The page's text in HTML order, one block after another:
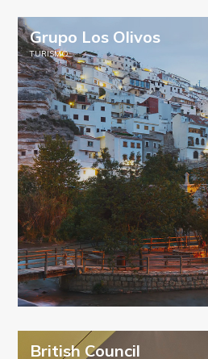
Grupo Los Olivos
TURISMO
British Council